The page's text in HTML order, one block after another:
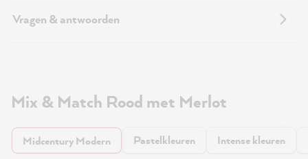
Vragen & antwoorden
Mix & Match Rood met Merlot
Midcentury Modern Pastelkleuren Intense kleuren